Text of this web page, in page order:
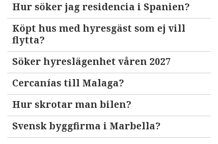
Hur söker jag residencia i Spanien?
Köpt hus med hyresgäst som ej vill
flytta?
Söker hyreslägenhet våren 2027
Cercanías till Malaga?
Hur skrotar man bilen?
Svensk byggfirma i Marbella?